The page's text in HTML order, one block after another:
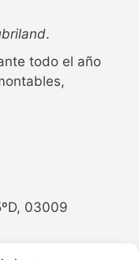
.
todo el año
03009